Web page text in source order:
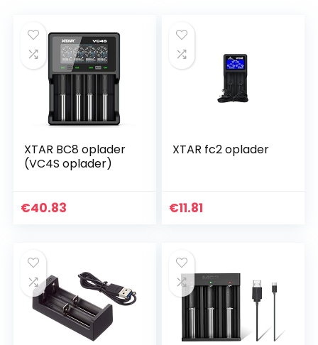
XTAR BC8 oplader
(VC4S oplader)
€40.83
XTAR fc2 oplader
€11.81